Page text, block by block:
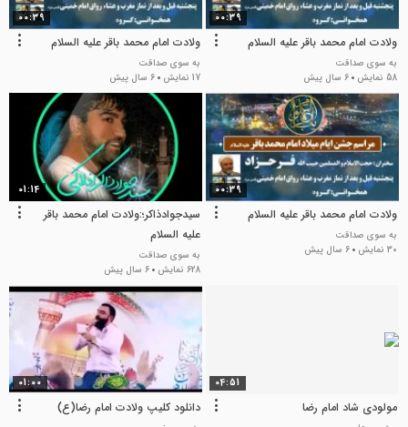
00:39
ولادت امام محمد باقر علیه السلام
به سوی صداقت
58 نمایش
6 سال پیش
00:39
ولادت امام محمد باقر علیه السلام
به سوی صداقت
17 نمایش
6 سال پیش
00:39
ولادت امام محمد باقر علیه السلام
به سوی صداقت
30 نمایش
6 سال پیش
01:14
سیدجوادذاکر؛:ولادت امام محمد باقر
علیه السلام
به سوی صداقت
628 نمایش
6 سال پیش
04:51
مولودی شاد امام رضا
01:00
دانلود کلیپ ولادت امام رضا(ع)